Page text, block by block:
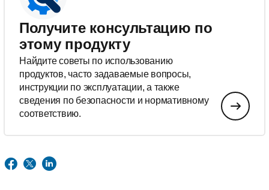
Получите консультацию по
этому продукту
Найдите советы по использованию
продуктов, часто задаваемые вопросы,
инструкции по эксплуатации, а также
сведения по безопасности и нормативному
соответствию.